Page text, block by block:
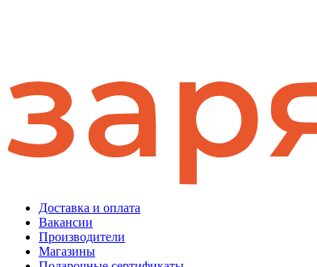
Доставка и оплата
Вакансии
Производители
Магазины